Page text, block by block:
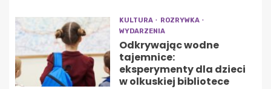
KULTURA
ROZRYWKA
WYDARZENIA
Odkrywając wodne
tajemnice:
eksperymenty dla dzieci
w olkuskiej bibliotece